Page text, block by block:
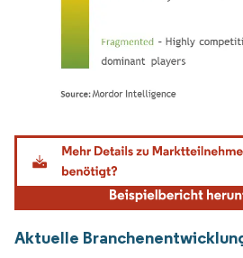
Bild © Mordor Intelligence.
Aktuelle